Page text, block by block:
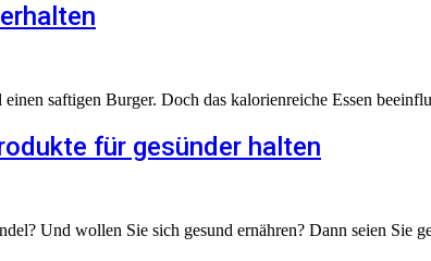
saftigen Burger. Doch das kalorienreiche Essen
für gesünder halten
Und wollen Sie sich gesund ernähren? Dann seien Sie